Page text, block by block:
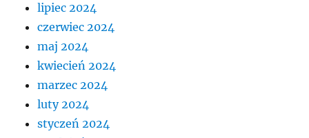
lipiec 2024
czerwiec 2024
maj 2024
kwiecień 2024
marzec 2024
luty 2024
styczeń 2024